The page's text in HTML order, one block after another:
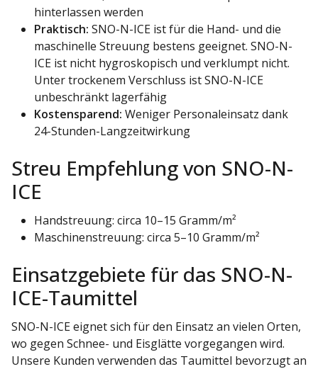
hinterlassen werden
Praktisch: SNO-N-ICE ist für die Hand- und die
maschinelle Streuung bestens geeignet. SNO-N-
ICE ist nicht hygroskopisch und verklumpt nicht.
Unter trockenem Verschluss ist SNO-N-ICE
unbeschränkt lagerfähig
Kostensparend: Weniger Personaleinsatz dank
24-Stunden-Langzeitwirkung
Streu Empfehlung von SNO-N-
ICE
Handstreuung: circa 10–15 Gramm/m²
Maschinenstreuung: circa 5–10 Gramm/m²
Einsatzgebiete für das SNO-N-
ICE-Taumittel
SNO-N-ICE eignet sich für den Einsatz an vielen Orten,
wo gegen Schnee- und Eisglätte vorgegangen wird.
Unsere Kunden verwenden das Taumittel bevorzugt an